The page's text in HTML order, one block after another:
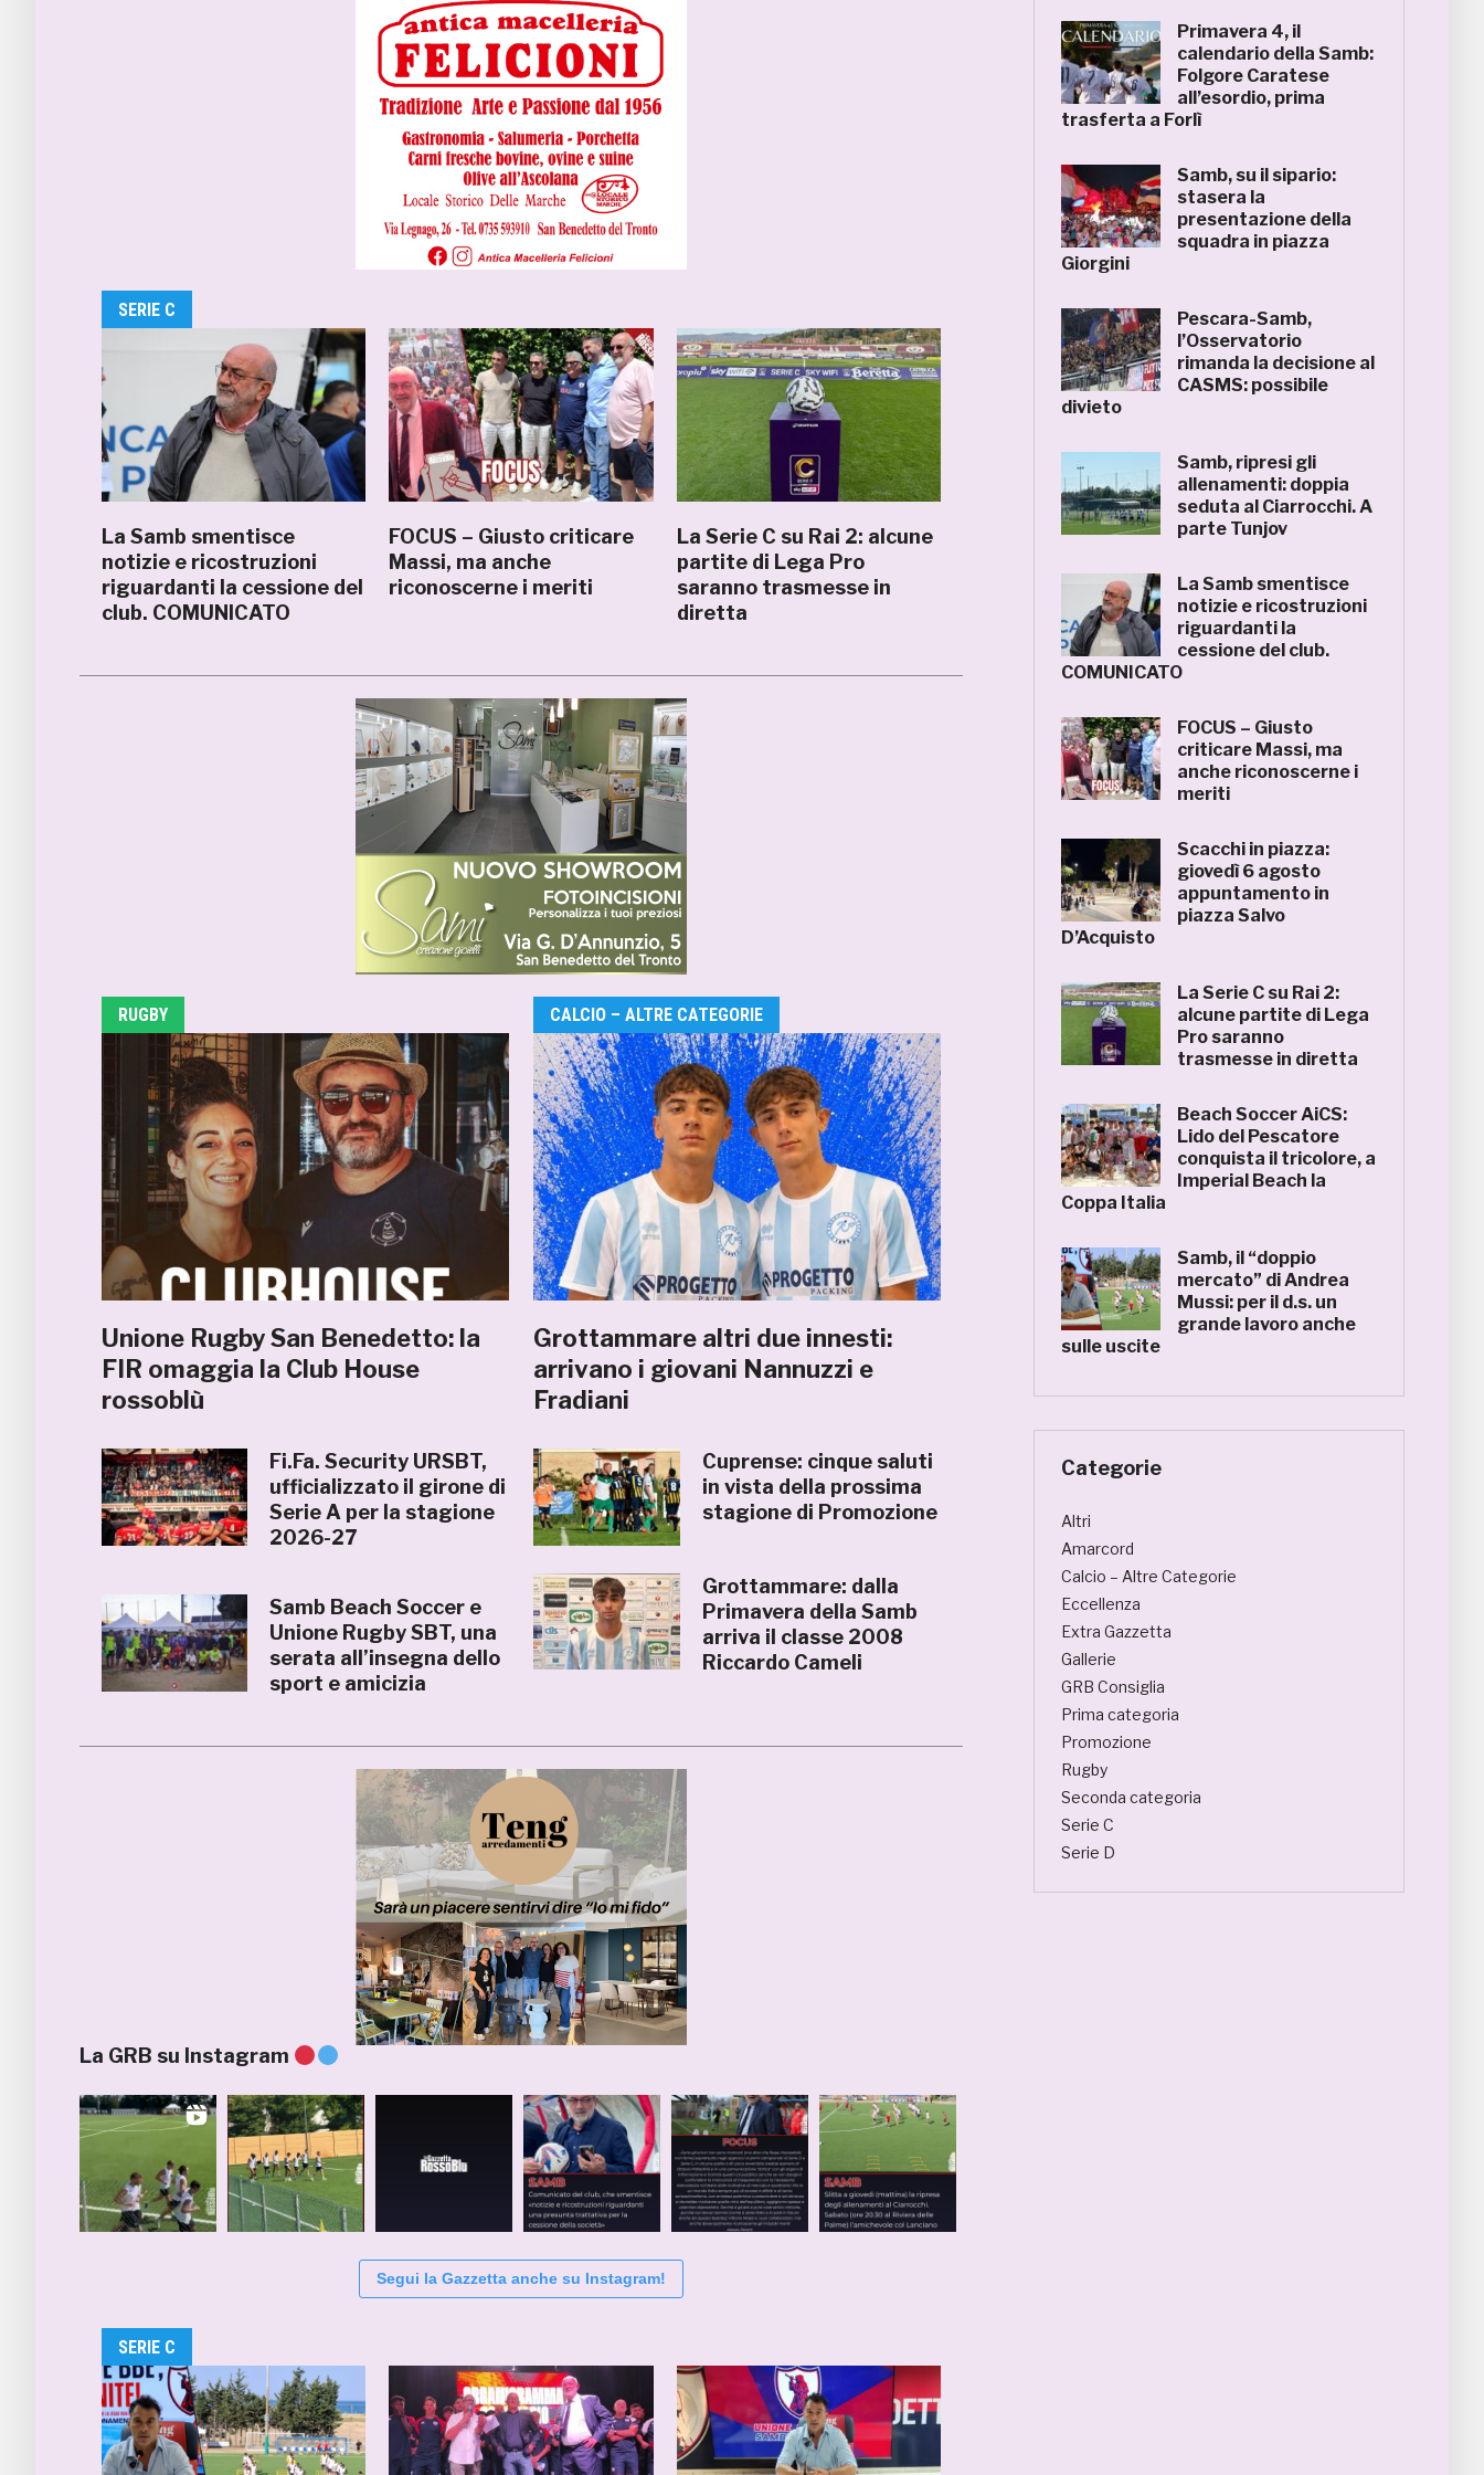
SERIE C
La Samb smentisce
notizie e ricostruzioni
riguardanti la cessione del
club. COMUNICATO
FOCUS – Giusto criticare
Massi, ma anche
riconoscerne i meriti
La Serie C su Rai 2: alcune
partite di Lega Pro
saranno trasmesse in
diretta
RUGBY
Unione Rugby San Benedetto: la
FIR omaggia la Club House
rossoblù
Fi.Fa. Security URSBT,
ufficializzato il girone di
Serie A per la stagione
2026-27
Samb Beach Soccer e
Unione Rugby SBT, una
serata all’insegna dello
sport e amicizia
CALCIO – ALTRE CATEGORIE
Grottammare altri due innesti:
arrivano i giovani Nannuzzi e
Fradiani
Cuprense: cinque saluti
in vista della prossima
stagione di Promozione
Grottammare: dalla
Primavera della Samb
arriva il classe 2008
Riccardo Cameli
La GRB su Instagram
Segui la Gazzetta anche su Instagram!
SERIE C
Primavera 4, il
calendario della Samb:
Folgore Caratese
all’esordio, prima
trasferta a Forlì
Samb, su il sipario:
stasera la
presentazione della
squadra in piazza
Giorgini
Pescara-Samb,
l’Osservatorio
rimanda la decisione al
CASMS: possibile
divieto
Samb, ripresi gli
allenamenti: doppia
seduta al Ciarrocchi. A
parte Tunjov
La Samb smentisce
notizie e ricostruzioni
riguardanti la
cessione del club.
COMUNICATO
FOCUS – Giusto
criticare Massi, ma
anche riconoscerne i
meriti
Scacchi in piazza:
giovedì 6 agosto
appuntamento in
piazza Salvo
D’Acquisto
La Serie C su Rai 2:
alcune partite di Lega
Pro saranno
trasmesse in diretta
Beach Soccer AiCS:
Lido del Pescatore
conquista il tricolore, a
Imperial Beach la
Coppa Italia
Samb, il “doppio
mercato” di Andrea
Mussi: per il d.s. un
grande lavoro anche
sulle uscite
Categorie
Altri
Amarcord
Calcio – Altre Categorie
Eccellenza
Extra Gazzetta
Gallerie
GRB Consiglia
Prima categoria
Promozione
Rugby
Seconda categoria
Serie C
Serie D